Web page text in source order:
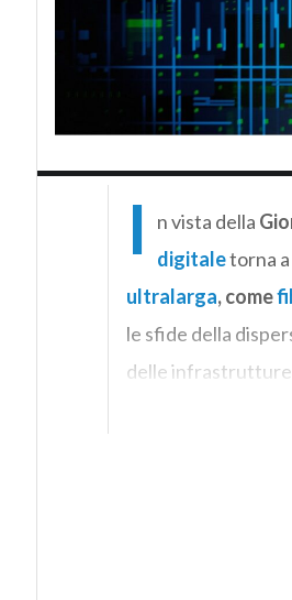
I n vista della
digitaletorna a
ultralarga, come
le sfide della
delle